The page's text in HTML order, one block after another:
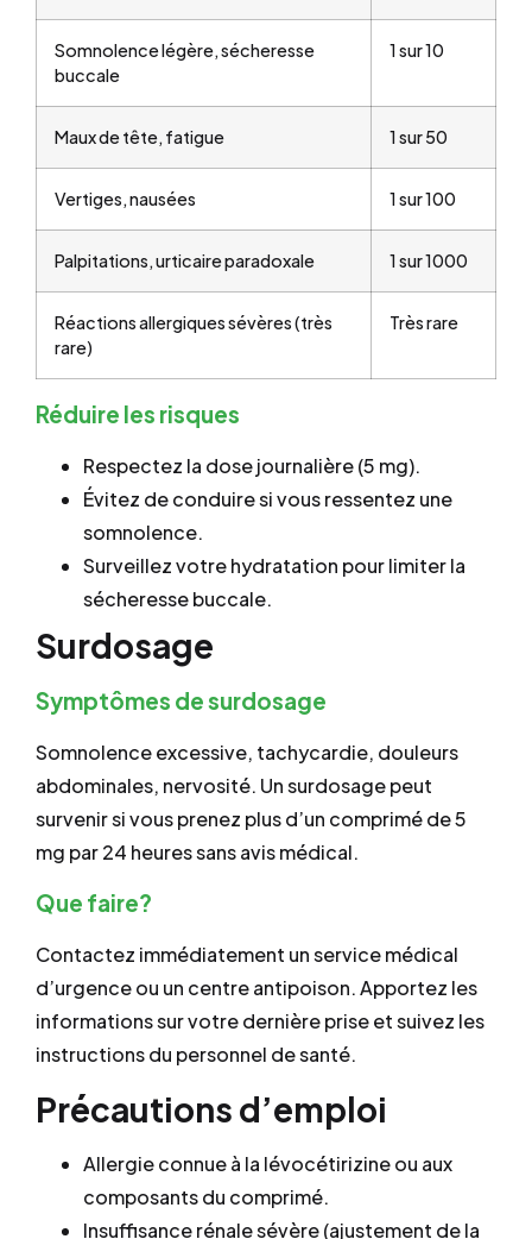
Somnolence légère, sécheresse
buccale
1 sur 10
Maux de tête, fatigue 1 sur 50
Vertiges, nausées 1 sur 100
Palpitations, urticaire paradoxale 1 sur 1000
Réactions allergiques sévères (très
rare)
Très rare
Réduire les risques
Respectez la dose journalière (5 mg).
Évitez de conduire si vous ressentez une
somnolence.
Surveillez votre hydratation pour limiter la
sécheresse buccale.
Surdosage
Symptômes de surdosage
Somnolence excessive, tachycardie, douleurs
abdominales, nervosité. Un surdosage peut
survenir si vous prenez plus d’un comprimé de 5
mg par 24 heures sans avis médical.
Que faire?
Contactez immédiatement un service médical
d’urgence ou un centre antipoison. Apportez les
informations sur votre dernière prise et suivez les
instructions du personnel de santé.
Précautions d’emploi
Allergie connue à la lévocétirizine ou aux
composants du comprimé.
Insuffisance rénale sévère (ajustement de la